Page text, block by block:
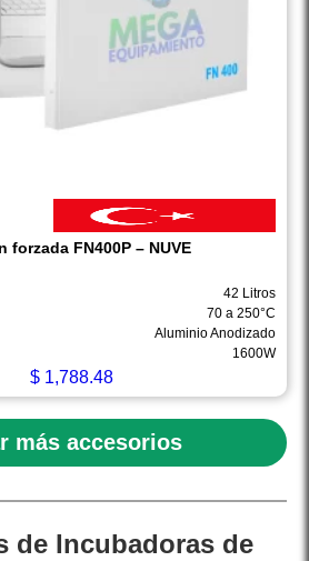
FN400P – NUVE
42 Litros
70 a 250°C
Aluminio Anodizado
1600W
$1,788.48
más accesorios
de Incubadoras de